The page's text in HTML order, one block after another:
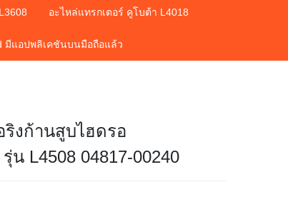
อะไหล่แทรกเตอร์ คูโบต้า L4018
มีแอปพลิเคชันบนมือถือแล้ว
ริงก้านสูบไฮดรอ
น L4508 04817-00240